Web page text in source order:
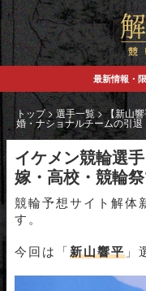
最新情報・
トップ>選手一覧>【新山
婚・ナショナルチームの引
イケメン競輪選
嫁・高校・競輪
競輪予想サイト解体
す。
今回は「新山響平 」